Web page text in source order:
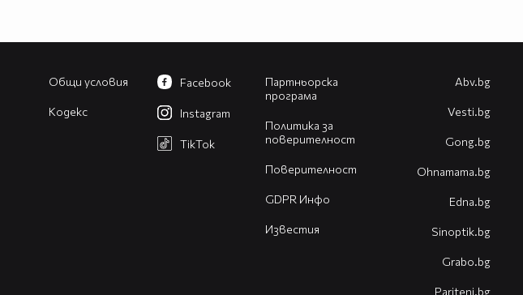
Общи условия
Кодекс
Партньорска
програма
Политика за
поверителност
Поверителност
GDPR Инфо
Известия
Facebook
Instagram
TikTok
Abv.bg
Vesti.bg
Gong.bg
Оhnamama.bg
Edna.bg
Sinoptik.bg
Grabo.bg
Pariteni.bg